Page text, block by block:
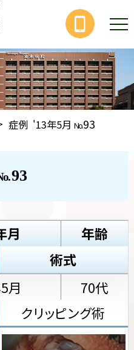
症例 '13年5月 No.93
93
月
年齢
術式
月
70代
クリッピング術